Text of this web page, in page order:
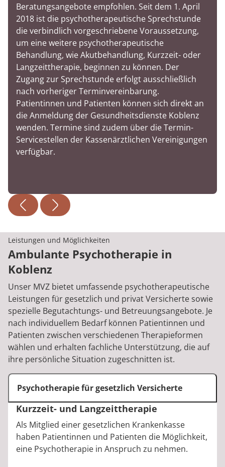
Beratungsangebote empfohlen. Seit dem 1. April
2018 ist die psychotherapeutische Sprechstunde
die verbindlich vorgeschriebene Voraussetzung,
um eine weitere psychotherapeutische
Behandlung, wie Akutbehandlung, Kurzzeit- oder
Langzeittherapie, beginnen zu können. Der
Zugang zur Sprechstunde erfolgt ausschließlich
nach vorheriger Terminvereinbarung.
Patientinnen und Patienten können sich direkt an
die Anmeldung der Gesundheitsdienste Koblenz
wenden. Termine sind zudem über die Termin-
Servicestellen der Kassenärztlichen Vereinigungen
verfügbar.
Leistungen und Möglichkeiten
Ambulante Psychotherapie in
Koblenz
Unser MVZ bietet umfassende psychotherapeutische
Leistungen für gesetzlich und privat Versicherte sowie
spezielle Begutachtungs- und Betreuungsangebote. Je
nach individuellem Bedarf können Patientinnen und
Patienten zwischen verschiedenen Therapieformen
wählen und erhalten fachliche Unterstützung, die auf
ihre persönliche Situation zugeschnitten ist.
Psychotherapie für gesetzlich Versicherte
Kurzzeit- und Langzeittherapie
Als Mitglied einer gesetzlichen Krankenkasse
haben Patientinnen und Patienten die Möglichkeit,
eine Psychotherapie in Anspruch zu nehmen.